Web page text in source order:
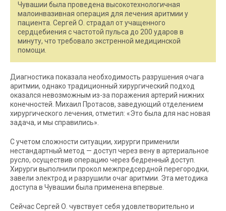
Чувашии была проведена высокотехнологичная
малоинвазивная операция для лечения аритмии у
пациента. Сергей О. страдал от учащенного
сердцебиения с частотой пульса до 200 ударов в
минуту, что требовало экстренной медицинской
помощи.
Диагностика показала необходимость разрушения очага
аритмии, однако традиционный хирургический подход
оказался невозможным из-за поражения артерий нижних
конечностей. Михаил Протасов, заведующий отделением
хирургического лечения, отметил: «Это была для нас новая
задача, и мы справились».
С учетом сложности ситуации, хирурги применили
нестандартный метод — доступ через вену в артериальное
русло, осуществив операцию через бедренный доступ.
Хирурги выполнили прокол межпредсердной перегородки,
завели электрод и разрушили очаг аритмии. Эта методика
доступа в Чувашии была применена впервые.
Сейчас Сергей О. чувствует себя удовлетворительно и